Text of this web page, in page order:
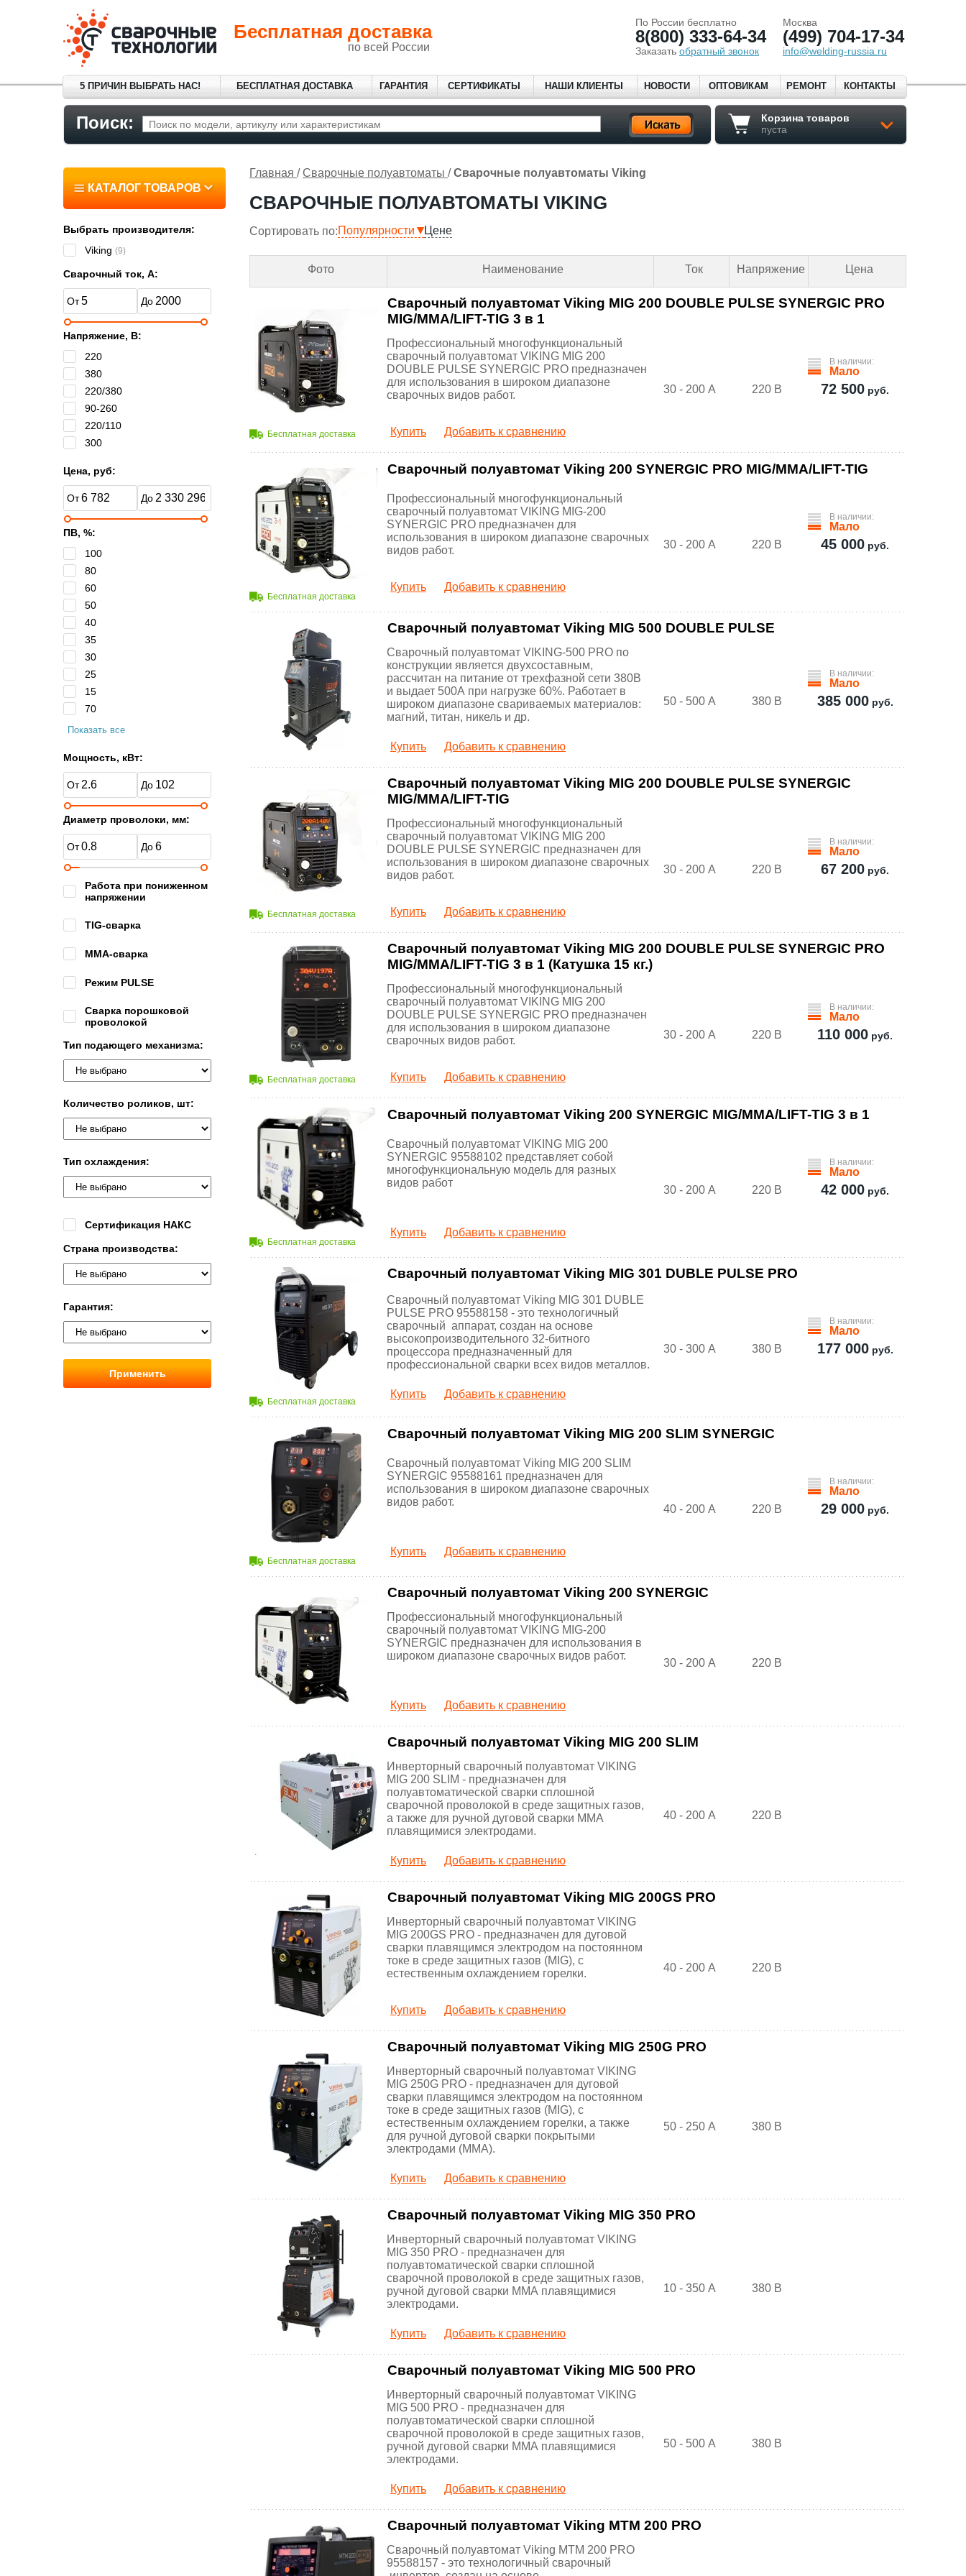
Бесплатная доставка
по всей России
По России бесплатно
8(800) 333-64-34
Заказать обратный звонок
Москва
(499) 704-17-34
info@welding-russia.ru
5 ПРИЧИН ВЫБРАТЬ НАС! БЕСПЛАТНАЯ ДОСТАВКА ГАРАНТИЯ СЕРТИФИКАТЫ НАШИ КЛИЕНТЫ НОВОСТИ ОПТОВИКАМ РЕМОНТ КОНТАКТЫ
Поиск:
Корзина товаров
пуста
Главная /Сварочные полуавтоматы /Сварочные полуавтоматы Viking
СВАРОЧНЫЕ ПОЛУАВТОМАТЫ VIKING
Сортировать по:Популярности Цене
Фото Наименование Ток Напряжение Цена
Бесплатная доставка
Сварочный полуавтомат Viking MIG 200 DOUBLE PULSE SYNERGIC PRO
MIG/MMA/LIFT-TIG 3 в 1
Профессиональный многофункциональный
сварочный полуавтомат VIKING MIG 200
DOUBLE PULSE SYNERGIC PRO предназначен
для использования в широком диапазоне
сварочных видов работ.
Купить Добавить к сравнению
30 - 200 А 220 В
В наличии:
Мало
72 500 руб.
Бесплатная доставка
Сварочный полуавтомат Viking 200 SYNERGIC PRO MIG/MMA/LIFT-TIG
Профессиональный многофункциональный
сварочный полуавтомат VIKING MIG-200
SYNERGIC PRO предназначен для
использования в широком диапазоне сварочных
видов работ.
Купить Добавить к сравнению
30 - 200 А 220 В
В наличии:
Мало
45 000 руб.
Сварочный полуавтомат Viking MIG 500 DOUBLE PULSE
Сварочный полуавтомат VIKING-500 PRO по
конструкции является двухсоставным,
рассчитан на питание от трехфазной сети 380В
и выдает 500А при нагрузке 60%. Работает в
широком диапазоне свариваемых материалов:
магний, титан, никель и др.
Купить Добавить к сравнению
50 - 500 А 380 В
В наличии:
Мало
385 000руб.
Бесплатная доставка
Сварочный полуавтомат Viking MIG 200 DOUBLE PULSE SYNERGIC
MIG/MMA/LIFT-TIG
Профессиональный многофункциональный
сварочный полуавтомат VIKING MIG 200
DOUBLE PULSE SYNERGIC предназначен для
использования в широком диапазоне сварочных
видов работ.
Купить Добавить к сравнению
30 - 200 А 220 В
В наличии:
Мало
67 200 руб.
Бесплатная доставка
Сварочный полуавтомат Viking MIG 200 DOUBLE PULSE SYNERGIC PRO
MIG/MMA/LIFT-TIG 3 в 1 (Катушка 15 кг.)
Профессиональный многофункциональный
сварочный полуавтомат VIKING MIG 200
DOUBLE PULSE SYNERGIC PRO предназначен
для использования в широком диапазоне
сварочных видов работ.
Купить Добавить к сравнению
30 - 200 А 220 В
В наличии:
Мало
110 000 руб.
Бесплатная доставка
Сварочный полуавтомат Viking 200 SYNERGIC MIG/MMA/LIFT-TIG 3 в 1
Сварочный полуавтомат VIKING MIG 200
SYNERGIC 95588102 представляет собой
многофункциональную модель для разных
видов работ
Купить Добавить к сравнению
30 - 200 А 220 В
В наличии:
Мало
42 000 руб.
Бесплатная доставка
Сварочный полуавтомат Viking MIG 301 DUBLE PULSE PRO
Сварочный полуавтомат Viking MIG 301 DUBLE
PULSE PRO 95588158 - это технологичный
сварочный аппарат, создан на основе
высокопроизводительного 32-битного
процессора предназначенный для
профессиональной сварки всех видов металлов.
Купить Добавить к сравнению
30 - 300 А 380 В
В наличии:
Мало
177 000руб.
Бесплатная доставка
Сварочный полуавтомат Viking MIG 200 SLIM SYNERGIC
Сварочный полуавтомат Viking MIG 200 SLIM
SYNERGIC 95588161 предназначен для
использования в широком диапазоне сварочных
видов работ.
Купить Добавить к сравнению
40 - 200 А 220 В
В наличии:
Мало
29 000 руб.
Сварочный полуавтомат Viking 200 SYNERGIC
Профессиональный многофункциональный
сварочный полуавтомат VIKING MIG-200
SYNERGIC предназначен для использования в
широком диапазоне сварочных видов работ.
Купить Добавить к сравнению
30 - 200 А 220 В
Сварочный полуавтомат Viking MIG 200 SLIM
Инверторный сварочный полуавтомат VIKING
MIG 200 SLIM - предназначен для
полуавтоматической сварки сплошной
сварочной проволокой в среде защитных газов,
а также для ручной дуговой сварки ММА
плавящимися электродами.
Купить Добавить к сравнению
40 - 200 А 220 В
Сварочный полуавтомат Viking MIG 200GS PRO
Инверторный сварочный полуавтомат VIKING
MIG 200GS PRO - предназначен для дуговой
сварки плавящимся электродом на постоянном
токе в среде защитных газов (MIG), с
естественным охлаждением горелки.
Купить Добавить к сравнению
40 - 200 А 220 В
Сварочный полуавтомат Viking MIG 250G PRO
Инверторный сварочный полуавтомат VIKING
MIG 250G PRO - предназначен для дуговой
сварки плавящимся электродом на постоянном
токе в среде защитных газов (MIG), с
естественным охлаждением горелки, а также
для ручной дуговой сварки покрытыми
электродами (ММА).
Купить Добавить к сравнению
50 - 250 А 380 В
Сварочный полуавтомат Viking MIG 350 PRO
Инверторный сварочный полуавтомат VIKING
MIG 350 PRO - предназначен для
полуавтоматической сварки сплошной
сварочной проволокой в среде защитных газов,
ручной дуговой сварки ММА плавящимися
электродами.
Купить Добавить к сравнению
10 - 350 А 380 В
Сварочный полуавтомат Viking MIG 500 PRO
Инверторный сварочный полуавтомат VIKING
MIG 500 PRO - предназначен для
полуавтоматической сварки сплошной
сварочной проволокой в среде защитных газов,
ручной дуговой сварки ММА плавящимися
электродами.
Купить Добавить к сравнению
50 - 500 А 380 В
Сварочный полуавтомат Viking MTM 200 PRO
Сварочный полуавтомат Viking MTM 200 PRO
95588157 - это технологичный сварочный
КАТАЛОГ ТОВАРОВ
Выбрать производителя:
Viking (9)
Сварочный ток, А:
Напряжение, B:
220
380
220/380
90-260
220/110
300
Цена, руб:
ПВ, %:
100
80
60
50
40
35
30
25
15
70
Показать все
Мощность, кВт:
Диаметр проволоки, мм:
Работа при пониженном
напряжении
TIG-сварка
MMA-сварка
Режим PULSE
Сварка порошковой
проволокой
Тип подающего механизма:
Количество роликов, шт:
Тип охлаждения:
Сертификация НАКС
Страна производства:
Гарантия:
Применить